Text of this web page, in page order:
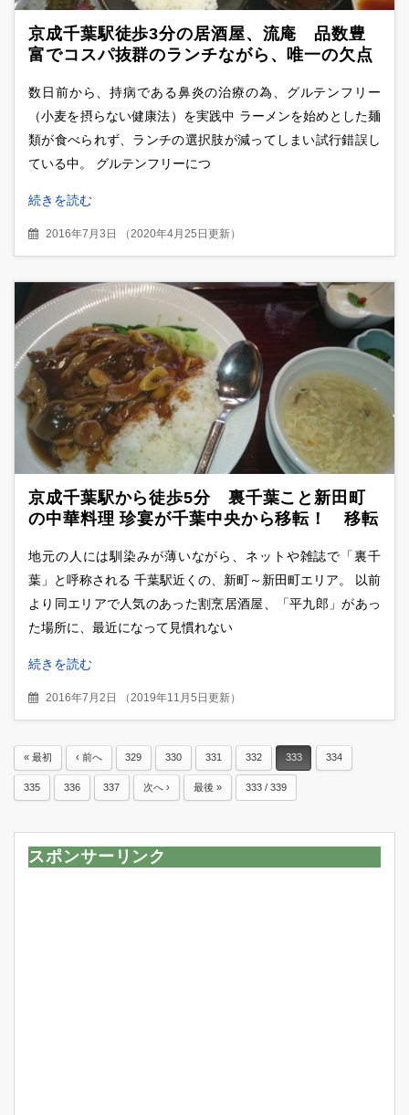
京成千葉駅徒歩3分の居酒屋、流庵 品数豊
富でコスパ抜群のランチながら、唯一の欠点
数日前から、持病である鼻炎の治療の為、グルテンフリー
（小麦を摂らない健康法）を実践中 ラーメンを始めとした麺
類が食べられず、ランチの選択肢が減ってしまい試行錯誤し
ている中。 グルテンフリーにつ
続きを読む
2016年7月3日 （ 2020年4月25日更新）
京成千葉駅から徒歩5分 裏千葉こと新田町
の中華料理 珍宴が千葉中央から移転！ 移転
らず！
地元の人には馴染みが薄いながら、ネットや雑誌で「裏千
葉」と呼称される 千葉駅近くの、新町～新田町エリア。 以前
より同エリアで人気のあった割烹居酒屋、「平九郎」があっ
た場所に、最近になって見慣れない
続きを読む
2016年7月2日 （ 2019年11月5日更新）
« 最初 ‹ 前へ 329 330 331 332 333 334
335 336 337 次へ › 最後 » 333 / 339
スポンサーリンク